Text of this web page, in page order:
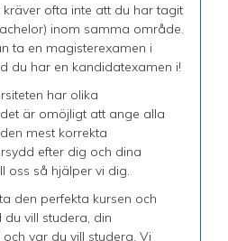
ofta inte att du har tagit
inom samma område.
ta en magisterexamen i
du har en kandidatexamen i!
har olika
är omöjligt att ange alla
mest korrekta
efter dig och dina
oss så hjälper vi dig.
den perfekta kursen och
du vill studera, din
var du vill studera. Vi